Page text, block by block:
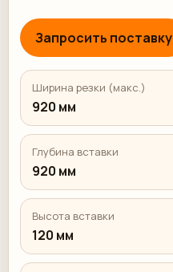
Запросить поставку
Ширина резки (макс.)
920 мм
Глубина вставки
920 мм
Высота вставки
120 мм